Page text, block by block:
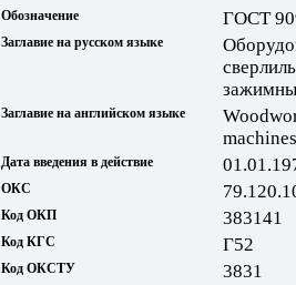
Обозначение ГОСТ
Заглавие на русском языке
Заглавие на английском языке
Дата введения в действие
ОКС
Код ОКП 383141
Код КГС Г52
Код ОКСТУ 3831